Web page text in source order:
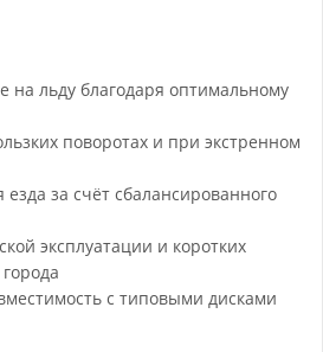
на льду благодаря оптимальному
поворотах и при экстренном
за счёт сбалансированного
эксплуатации и коротких
с типовыми дисками